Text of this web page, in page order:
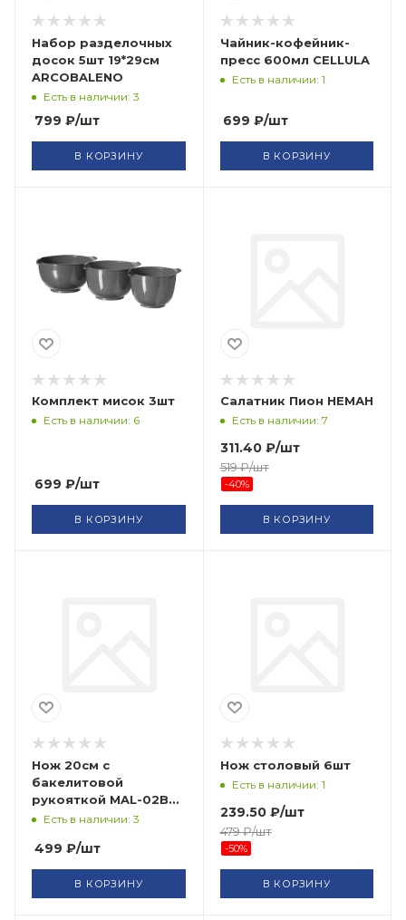
Набор разделочных
досок 5шт 19*29см
ARCOBALENO
Есть в наличии: 3
799 ₽/шт
В КОРЗИНУ
Чайник-кофейник-
пресс 600мл CELLULA
Есть в наличии: 1
699 ₽/шт
В КОРЗИНУ
Комплект мисок 3шт
Есть в наличии: 6
699 ₽/шт
В КОРЗИНУ
Салатник Пион НЕМАН
Есть в наличии: 7
311.40₽/шт
519₽/шт
-40%
В КОРЗИНУ
Нож 20см с
бакелитовой
рукояткой MAL-02B
разделочный
Есть в наличии: 3
499 ₽/шт
В КОРЗИНУ
Нож столовый 6шт
Есть в наличии: 1
239.50₽/шт
479₽/шт
-50%
В КОРЗИНУ